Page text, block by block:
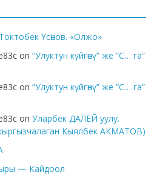
Токтобек Үсөнов. «Олжо»
on“Улуктун күйгөнү” же “С… га”
on“Улуктун күйгөнү” же “С… га”
onУларбек ДАЛЕЙ уулу.
Кыялбек АКМАТОВ)
— Кайдоол